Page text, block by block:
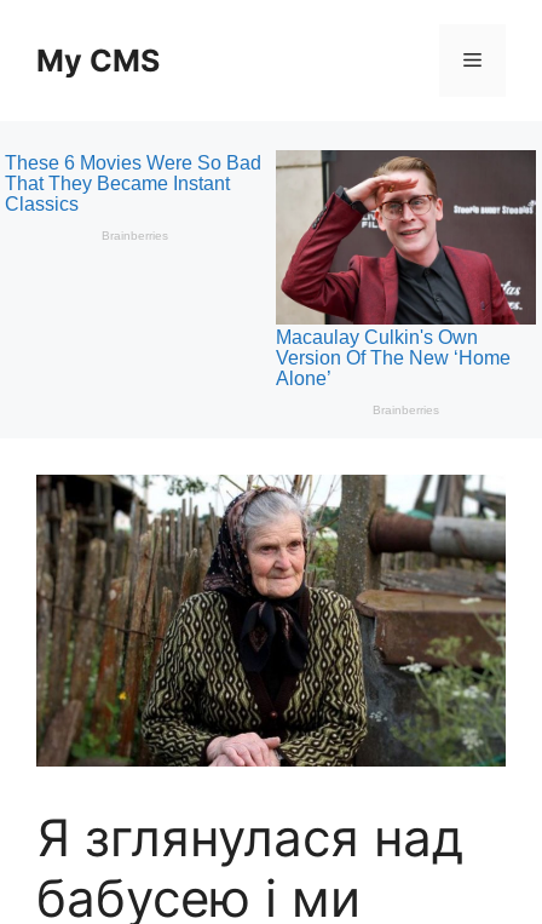
contentMy CMS Menu
Я зглянулася над
бабусею і ми